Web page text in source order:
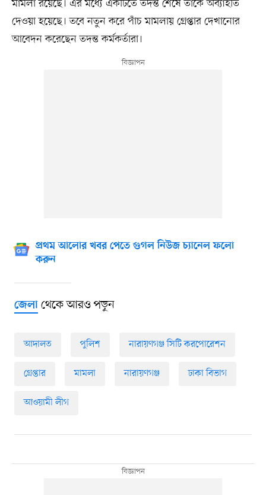
মামলা রয়েছে। এর মধ্যে একটিতে তদন্ত শেষে তাঁকে অব্যাহতি
দেওয়া হয়েছে। তবে নতুন করে পাঁচ মামলায় গ্রেপ্তার দেখানোর
আবেদন করেছেন তদন্ত কর্মকর্তারা।
প্রথম আলোর খবর পেতে গুগল নিউজ চ্যানেল ফলো
করুন
জেলাথেকে আরও পড়ুন
আদালত পুলিশ নারায়ণগঞ্জ সিটি করপোরেশন
গ্রেপ্তার মামলা নারায়ণগঞ্জ ঢাকা বিভাগ
আওয়ামী লীগ